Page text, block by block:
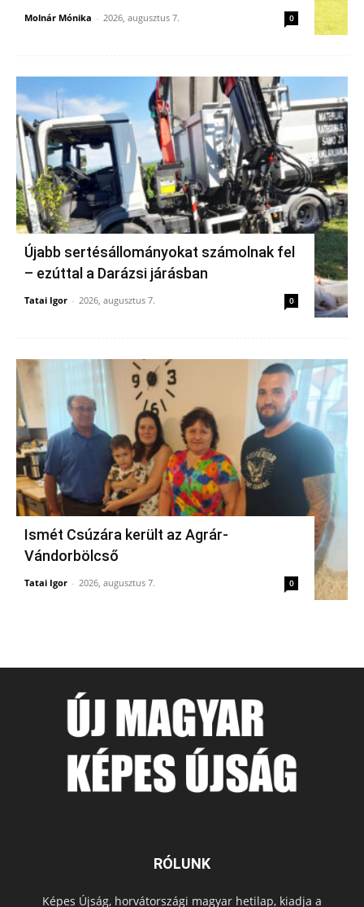
Molnár Mónika - 2026, augusztus 7. 0
Újabb sertésállományokat számolnak fel
– ezúttal a Darázsi járásban
Tatai Igor - 2026, augusztus 7. 0
Ismét Csúzára került az Agrár-
Vándorbölcső
Tatai Igor - 2026, augusztus 7. 0
RÓLUNK
Képes Újság, horvátországi magyar hetilap, kiadja a